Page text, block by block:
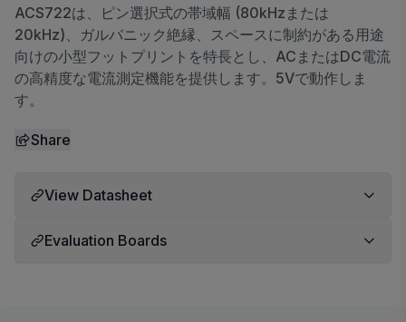
ACS722は、ピン選択式の帯域幅 (80kHzまたは
20kHz)、ガルバニック絶縁、スペースに制約がある用途
向けの小型フットプリントを特長とし、ACまたはDC電流
の高精度な電流測定機能を提供します。5Vで動作しま
す。
Share
View Datasheet
Evaluation Boards